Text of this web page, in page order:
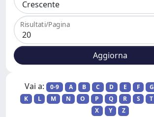
Risultati/Pagina
Vai a: 0-9 A B C D E F G
K
L M N O P Q R S T
X
Y Z